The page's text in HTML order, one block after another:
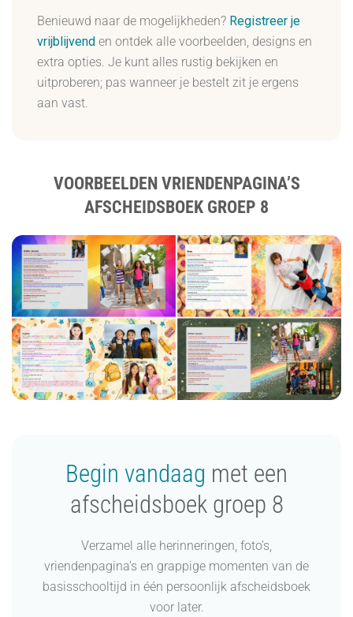
Benieuwd naar de mogelijkheden? Registreer je
vrijblijvend en ontdek alle voorbeelden, designs en
extra opties. Je kunt alles rustig bekijken en
uitproberen; pas wanneer je bestelt zit je ergens
aan vast.
VOORBEELDEN VRIENDENPAGINA’S
AFSCHEIDSBOEK GROEP 8
Begin vandaag met een
afscheidsboek groep 8
Verzamel alle herinneringen, foto’s,
vriendenpagina’s en grappige momenten van de
basisschooltijd in één persoonlijk afscheidsboek
voor later.